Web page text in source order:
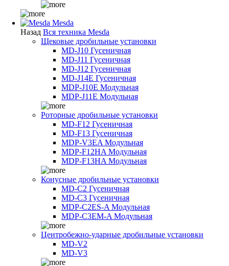
Mesda
Назад Вся техника Mesda
Щековые дробильные установки
MD-J10 Гусеничная
MD-J11 Гусеничная
MD-J12 Гусеничная
MD-J14E Гусеничная
MDP-J10E Модульная
MDP-J11E Модульная
Роторные дробильные установки
MD-F12 Гусеничная
MD-F13 Гусеничная
MDP-V3EA Модульная
MDP-F12HA Модульная
MDP-F13HA Модульная
Конусные дробильные установки
MD-C2 Гусеничная
MD-C3 Гусеничная
MDP-C2ES-A Модульная
MDP-C3EM-A Модульная
Центробежно-ударные дробильные установки
MD-V2
MD-V3